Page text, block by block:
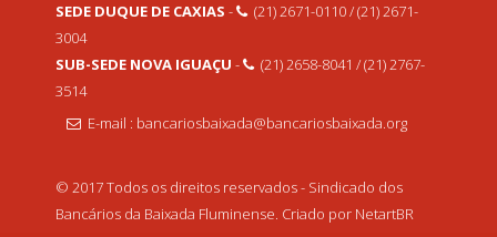
SEDE DUQUE DE CAXIAS -
(21) 2671-0110 / (21) 2671-
3004
SUB-SEDE NOVA IGUAÇU -
(21) 2658-8041 / (21) 2767-
3514
E-mail : bancariosbaixada@bancariosbaixada.org
© 2017 Todos os direitos reservados - Sindicado dos
Bancários da Baixada Fluminense. Criado por NetartBR